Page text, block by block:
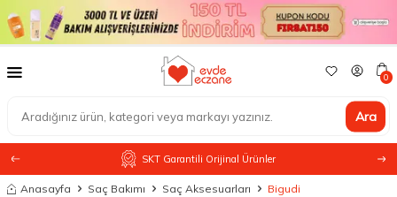
Ara
0
SKT Garantili Orijinal Ürünler
Anasayfa Saç Bakımı Saç Aksesuarları Bigudi